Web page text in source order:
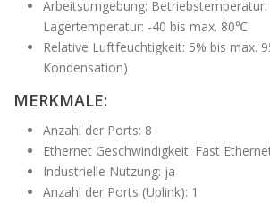
Arbeitsumgebung:
Lagertemperatur: -40 bis max. 80℃
Relative Luftfeuchtigkeit: 5% bis max.
Kondensation)
MERKMALE:
Anzahl der Ports: 8
Ethernet Geschwindigkeit: Fast
Industrielle Nutzung: ja
Anzahl der Ports (Uplink): 1